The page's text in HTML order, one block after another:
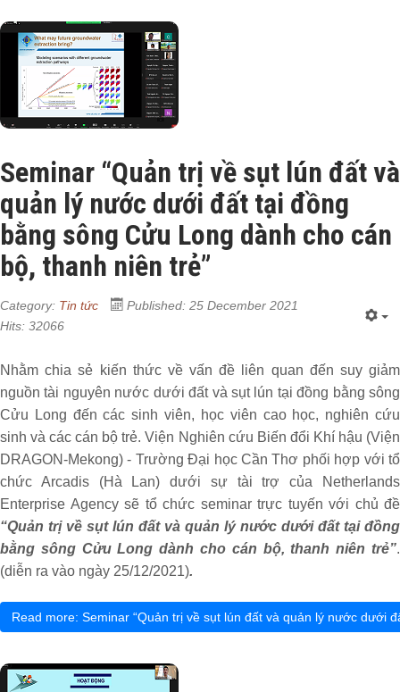
Seminar “Quản trị về sụt lún đất và
quản lý nước dưới đất tại đồng
bằng sông Cửu Long dành cho cán
bộ, thanh niên trẻ”
Category: Tin tức
Published: 25 December 2021
Hits: 32066
Nhằm chia sẻ kiến thức về vấn đề liên quan đến suy giảm
nguồn tài nguyên nước dưới đất và sụt lún tại đồng bằng sông
Cửu Long đến các sinh viên, học viên cao học, nghiên cứu
sinh và các cán bộ trẻ. Viện Nghiên cứu Biến đổi Khí hậu (Viện
DRAGON-Mekong) - Trường Đại học Cần Thơ phối hợp với tổ
chức Arcadis (Hà Lan) dưới sự tài trợ của Netherlands
Enterprise Agency sẽ tổ chức seminar trực tuyến với chủ đề
“Quản trị về sụt lún đất và quản lý nước dưới đất tại đồng
bằng sông Cửu Long dành cho cán bộ, thanh niên trẻ”.
(diễn ra vào ngày 25/12/2021).
Read more: Seminar “Quản trị về sụt lún đất và quản lý nước dưới